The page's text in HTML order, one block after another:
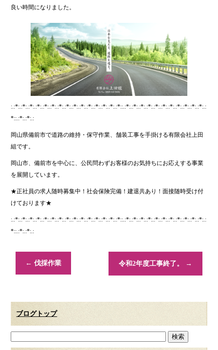
良い時間になりました。
:.:*:.:*:.:*:.:*:.:*:.:*:.:*:.:*:.:*:.:*:.:*:.:*:.:*:.:*:.:*::.:*:.:*:.:*:.:*:.:*:.:*:.:*:.:*:.:*:.:*:.:*:.:
*::.:*:.:*:.:
岡山県備前市で道路の維持・保守作業、舗装工事を手掛ける有限会社上田
組です。
岡山市、備前市を中心に、公民問わずお客様のお気持ちにお応えする事業
を展開しています。
★正社員の求人随時募集中！社会保険完備！建退共あり！面接随時受け付
けております★
:.:*:.:*:.:*:.:*:.:*:.:*:.:*:.:*:.:*:.:*:.:*:.:*:.:*:.:*:.:*::.:*:.:*:.:*:.:*:.:*:.:*:.:*:.:*:.:*:.:*:.:*:.:
*::.:*:.:*:.:
← 伐採作業 令和2年度工事終了。 →
ブログトップ